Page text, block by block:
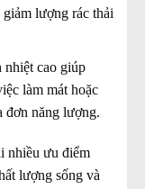
lượng rác thải
nhiệt cao giúp
làm mát hoặc
đơn năng lượng.
nhiều ưu điểm
lượng sống và